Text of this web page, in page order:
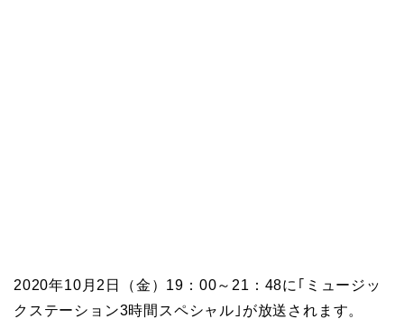
2020年10月2日（金）19：00～21：48に｢ミュージッ
クステーション3時間スペシャル｣が放送されます。